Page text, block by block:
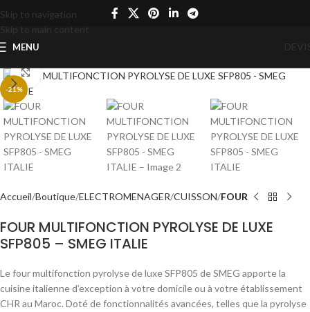
Skip to navigation
Skip to main content
MENU
-21%
Click to enlarge
Accueil Boutique ELECTROMENAGER CUISSON FOUR
FOUR MULTIFONCTION PYROLYSE DE LUXE
SFP805 – SMEG ITALIE
Le four multifonction pyrolyse de luxe SFP805 de SMEG apporte la
cuisine italienne d’exception à votre domicile ou à votre établissement
CHR au Maroc. Doté de fonctionnalités avancées, telles que la pyrolyse